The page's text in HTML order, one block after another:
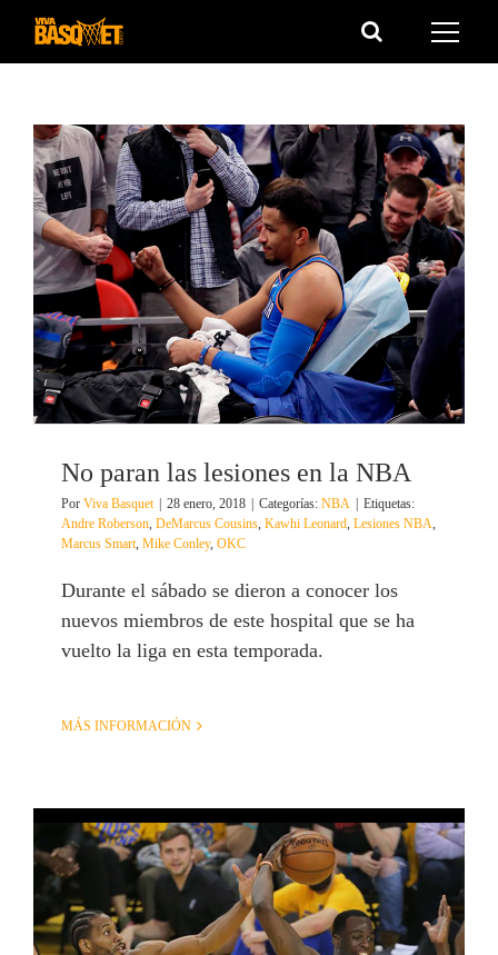
Saltar
No paran las lesiones en la NBA
Por Viva Basquet 28 enero, 2018 Categorías: NBA
Etiquetas:
Andre Roberson, DeMarcus Cousins, Kawhi Leonard, Lesiones NBA,
Marcus Smart, Mike Conley, OKC
Durante el sábado se dieron a conocer los
nuevos miembros de este hospital que se ha
vuelto la liga en esta temporada.
MÁS INFORMACIÓN